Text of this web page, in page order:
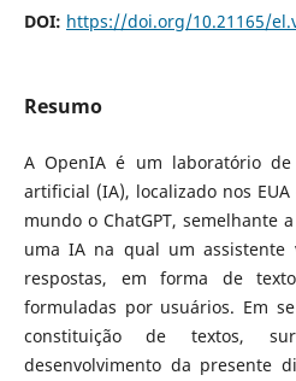
DOI: https://doi.org/10.21165/
Resumo
A OpenIA é um laboratório
artificial (IA), localizado nos
mundo o ChatGPT, semelhante
uma IA na qual um
respostas, em forma de
formuladas por usuários. Em
constituição de textos,
desenvolvimento da presente